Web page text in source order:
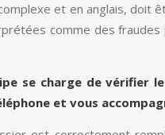
et en anglais, doit
comme des
se charge de vérifier
et vous